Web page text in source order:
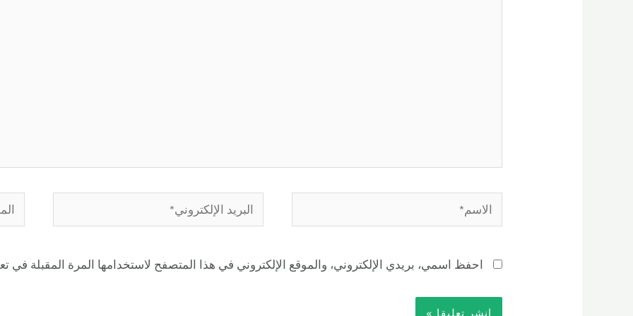
احفظ اسمي، بريدي الإلكتروني، والموقع الإلكتروني في هذا المتصفح لاستخدامها المرة المقبلة في